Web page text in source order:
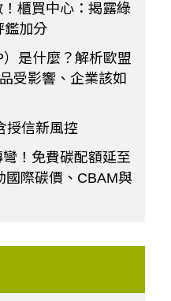
櫃買中心：揭露綠
鑑加分
是什麼？解析歐盟
受影響、企業該如
授信新風控
！免費碳配額延至
國際碳價、CBAM與